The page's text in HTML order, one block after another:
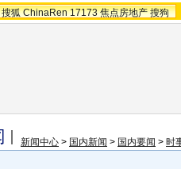
搜狐 ChinaRen 17173 焦点房地产 搜狗
新闻中心 > 国内新闻 > 国内要闻 > 时